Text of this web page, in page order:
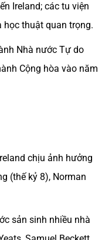
Ireland; các tu viện
học thuật quan trọng.
Nhà nước Tự do
Cộng hòa vào năm
chịu ảnh hưởng
(thế kỷ 8), Norman
sản sinh nhiều nhà